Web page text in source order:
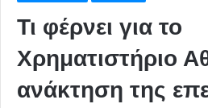
Τι φέρνει για το
Χρηματιστήριο
ανάκτηση της